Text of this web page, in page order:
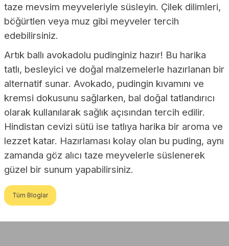
taze mevsim meyveleriyle süsleyin. Çilek dilimleri,
böğürtlen veya muz gibi meyveler tercih
edebilirsiniz.
Artık ballı avokadolu pudinginiz hazır! Bu harika
tatlı, besleyici ve doğal malzemelerle hazırlanan bir
alternatif sunar. Avokado, pudingin kıvamını ve
kremsi dokusunu sağlarken, bal doğal tatlandırıcı
olarak kullanılarak sağlık açısından tercih edilir.
Hindistan cevizi sütü ise tatlıya harika bir aroma ve
lezzet katar. Hazırlaması kolay olan bu puding, aynı
zamanda göz alıcı taze meyvelerle süslenerek
güzel bir sunum yapabilirsiniz.
Tüm Bloglar